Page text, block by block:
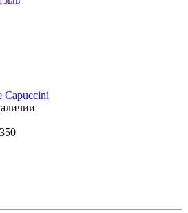
Capuccini
350